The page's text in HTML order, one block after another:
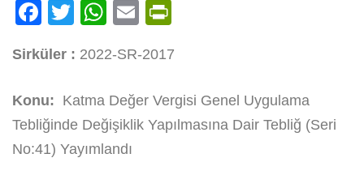
Facebook
Twitter
WhatsApp
Email
Sirküler : 2022-SR-2017
Konu: Katma Değer Vergisi Genel Uygulama
Tebliğinde Değişiklik Yapılmasına Dair Tebliğ (Seri
No:41) Yayımlandı